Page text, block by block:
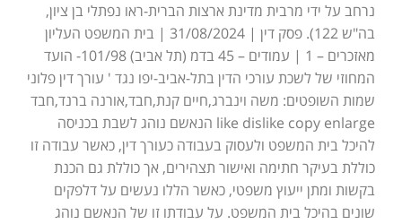
נרחב על ידי מרבית מדינת ארצות הברית-ראו נפתלי בן ציון,
בה"ש 122). פסק דין | 31/08/2024 | בית המשפט העליון
מאזכרים – 1 | עמודים – 45 בדמ (תל אביב) 101/98- הועד
המחוזי של לשכת עורכי הדין בתל-אביב-יפו נגד ' עורך דין פלוני
שמות השופטים: משה וינברג,חיים קנת,חבד,אורנה ברנד,חבד
like dislike copy enlarge הנאשם נוהג לשבת בכניסה
להיכל בית המשפט ולעסוק בעבודה כעורך דין, כאשר עבודה זו
כוללת בעיקר חתימה ואישור תצהירים, אך כוללת גם הכנת
בקשות ומתן ייעוץ משפטי, כאשר הללו נעשים על דלפקים
שונים בהיכל בית המשפט. על עבודתו זו של הנאשם נוהג